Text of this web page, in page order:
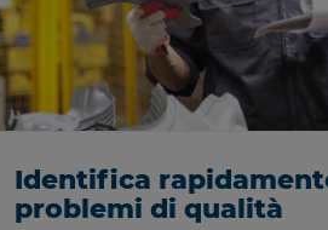
Identifica
problemi di qualità